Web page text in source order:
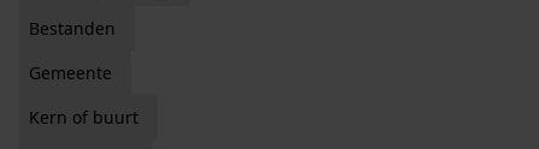
Bestanden
Gemeente
Kern of buurt